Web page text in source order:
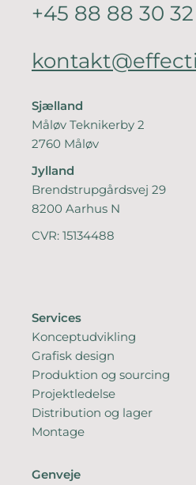
+45 88 88 30 32
Sjælland
Måløv Teknikerby 2
2760 Måløv
Jylland
Brendstrupgårdsvej 29
8200 Aarhus N
CVR: 15134488
Services
Konceptudvikling
Grafisk design
Produktion og sourcing
Projektledelse
Distribution og lager
Montage
Genveje